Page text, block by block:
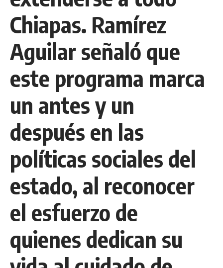
Chiapas. Ramírez
Aguilar señaló que
este programa marca
un antes y un
después en las
políticas sociales del
estado, al reconocer
el esfuerzo de
quienes dedican su